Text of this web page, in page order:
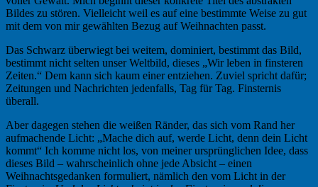
Bildes zu stören. Vielleicht weil es auf eine bestimmte Weise zu gut
mit dem von mir gewählten Bezug auf Weihnachten passt.
Das Schwarz überwiegt bei weitem, dominiert, bestimmt das Bild,
bestimmt nicht selten unser Weltbild, dieses „Wir leben in finsteren
Zeiten.“ Dem kann sich kaum einer entziehen. Zuviel spricht dafür;
Zeitungen und Nachrichten jedenfalls, Tag für Tag. Finsternis
überall.
Aber dagegen stehen die weißen Ränder, das sich vom Rand her
aufmachende Licht: „Mache dich auf, werde Licht, denn dein Licht
kommt“ Ich komme nicht los, von meiner ursprünglichen Idee, dass
dieses Bild – wahrscheinlich ohne jede Absicht – einen
Weihnachtsgedanken formuliert, nämlich den vom Licht in der